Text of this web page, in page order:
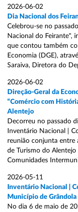
2026-06-02
Dia Nacional dos
Celebrou-se no
Nacional do Feirante",
que contou também
Economia (DGE),
Saraiva, Diretora do
2026-06-02
Direção-Geral da
“Comércio com
Alentejo
Decorreu no passado
Inventário Nacional |
reunião conjunta entre
de Turismo do Alentejo
Comunidades
2026-05-11
Inventário Nacional |
Município de Grândola
No dia 6 de maio de